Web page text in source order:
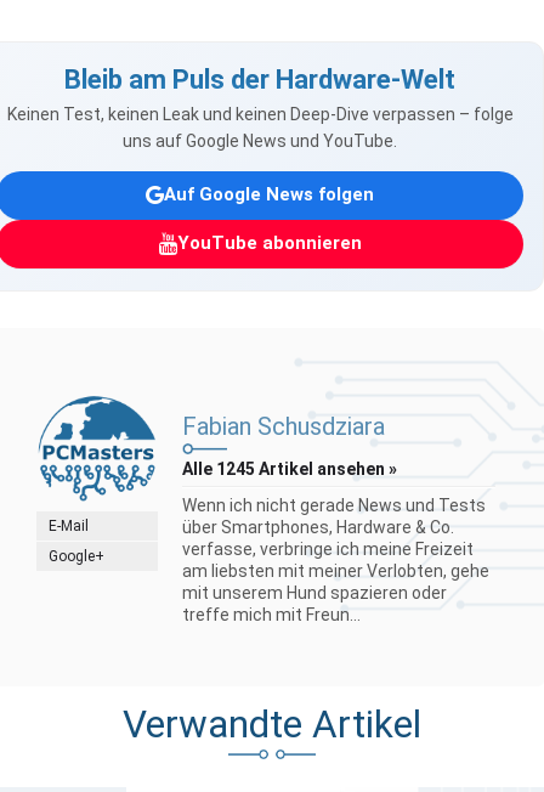
Bleib am Puls der Hardware-Welt
Keinen Test, keinen Leak und keinen Deep-Dive verpassen – folge
uns auf Google News und YouTube.
Auf Google News folgen
YouTube abonnieren
E-Mail
Google+
Fabian Schusdziara
Alle 1245 Artikel ansehen »
Wenn ich nicht gerade News und Tests
über Smartphones, Hardware & Co.
verfasse, verbringe ich meine Freizeit
am liebsten mit meiner Verlobten, gehe
mit unserem Hund spazieren oder
treffe mich mit Freun...
Verwandte Artikel